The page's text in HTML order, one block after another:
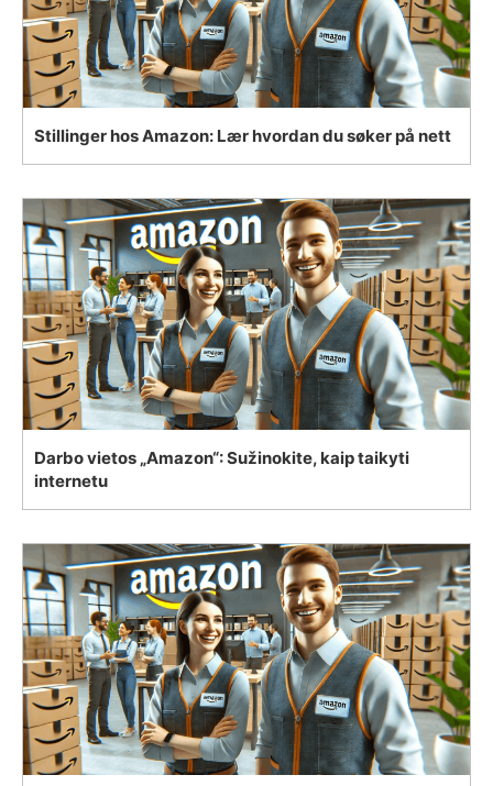
Stillinger hos Amazon: Lær hvordan du søker på nett
Darbo vietos „Amazon“: Sužinokite, kaip taikyti
internetu